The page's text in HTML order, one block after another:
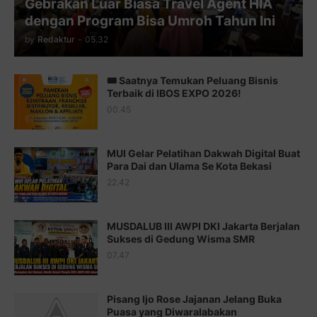
Juz 11 ⇨http://j.mp/2bHf80y
Juz 13 ⇨http://j.mp/2bFTiKQ
Juz 14 ⇨http://j.mp/2b8SUTA
Juz 15 ⇨http://j.mp/2bFRQIM
Juz 17 ⇨http://j.mp/2brHsFz
Juz 18 ⇨http://j.mp/2b8SCfc
Juz 19 ⇨http://j.mp/2bFSq95
Juz 20 ⇨http://j.mp/2brI1zc
Juz 21 ⇨http://j.mp/2b8VcBO
http://j.mp/2bFRxNP
Gebrakan Luar Biasa Travel Agent HIA
dengan Program Bisa Umroh Tahun Ini
by Redaktur - 05.32
🎟️ Saatnya Temukan Peluang Bisnis
Terbaik di IBOS EXPO 2026!
00.45
MUI Gelar Pelatihan Dakwah Digital Buat
Para Dai dan Ulama Se Kota Bekasi
22.42
MUSDALUB III AWPI DKI Jakarta Berjalan
Sukses di Gedung Wisma SMR
07.47
Pisang Ijo Rose Jajanan Jelang Buka
Puasa yang Diwaralabakan